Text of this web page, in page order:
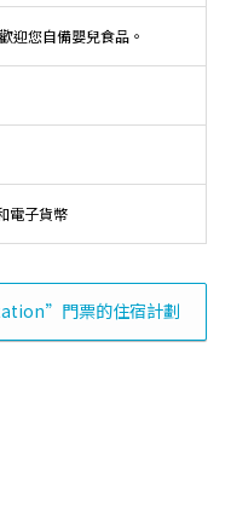
迎您自備嬰兒食品。
電子貨幣
門票的住宿計劃